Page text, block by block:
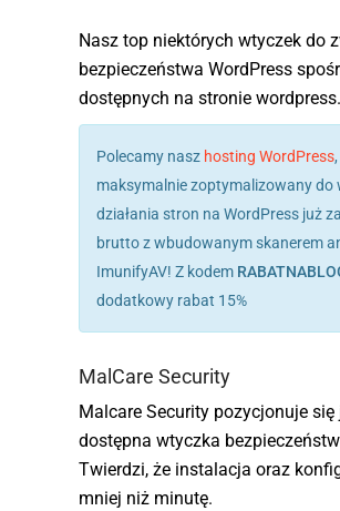
Nasz top niektórych wtyczek do
bezpieczeństwa WordPress
dostępnych na stronie
Polecamy nasz hosting WordPress
maksymalnie zoptymalizowany do
działania stron na WordPress już
brutto z wbudowanym skanerem
ImunifyAV! Z kodem
dodatkowy rabat 15%
MalCare Security
Malcare Security pozycjonuje
dostępna wtyczka
Twierdzi, że instalacja oraz
mniej niż minutę.